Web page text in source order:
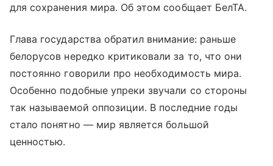
для сохранения мира. Об этом сообщает БелТА.
Глава государства обратил внимание: раньше
белорусов нередко критиковали за то, что они
постоянно говорили про необходимость мира.
Особенно подобные упреки звучали со стороны
так называемой оппозиции. В последние годы
стало понятно — мир является большой
ценностью.